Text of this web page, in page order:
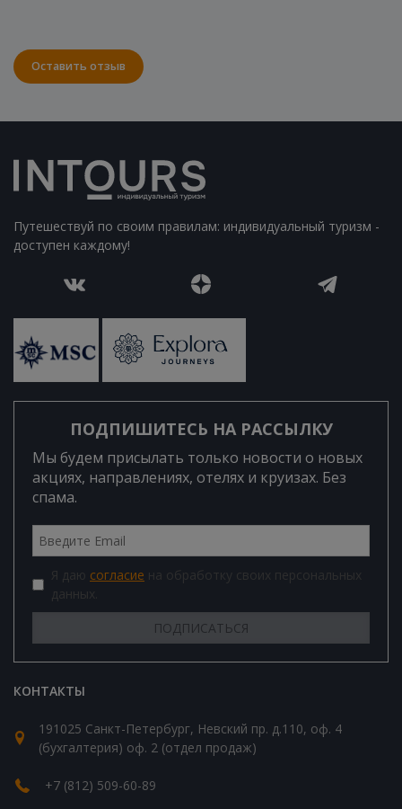
Оставить отзыв
Путешествуй по своим правилам: индивидуальный туризм -
доступен каждому!
ПОДПИШИТЕСЬ НА РАССЫЛКУ
Мы будем присылать только новости о новых
акциях, направлениях, отелях и круизах. Без
спама.
Я даю согласие на обработку своих персональных
данных.
КОНТАКТЫ
191025 Санкт-Петербург, Невский пр. д.110, оф. 4
(бухгалтерия) оф. 2 (отдел продаж)
+7 (812) 509-60-89